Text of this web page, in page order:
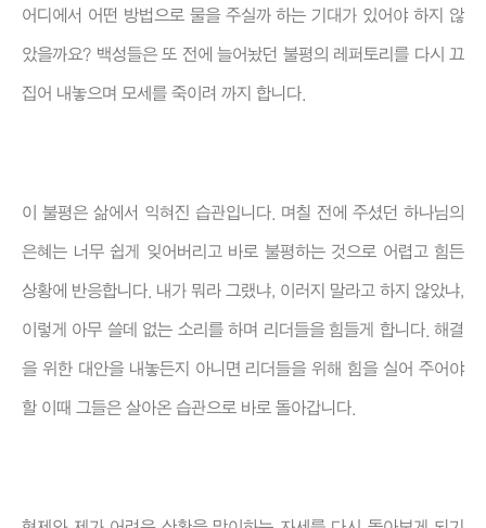
어디에서 어떤 방법으로 물을 주실까 하는 기대가 있어야 하지 않
았을까요? 백성들은 또 전에 늘어놨던 불평의 레퍼토리를 다시 끄
집어 내놓으며 모세를 죽이려 까지 합니다.
이 불평은 삶에서 익혀진 습관입니다. 며칠 전에 주셨던 하나님의
은혜는 너무 쉽게 잊어버리고 바로 불평하는 것으로 어렵고 힘든
상황에 반응합니다. 내가 뭐라 그랬냐, 이러지 말라고 하지 않았냐,
이렇게 아무 쓸데 없는 소리를 하며 리더들을 힘들게 합니다. 해결
을 위한 대안을 내놓든지 아니면 리더들을 위해 힘을 실어 주어야
할 이때 그들은 살아온 습관으로 바로 돌아갑니다.